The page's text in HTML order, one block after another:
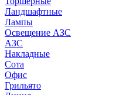
Ландшафтные
Лампы
Освещение АЗС
АЗС
Накладные
Сота
Офис
Грильято